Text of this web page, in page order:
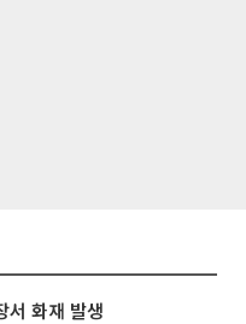
서 화재 발생